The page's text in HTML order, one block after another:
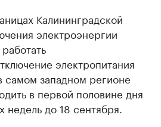
Калининградской
электроэнергии
электропитания
самом западном регионе
в первой половине дня
недель до 18 сентября.